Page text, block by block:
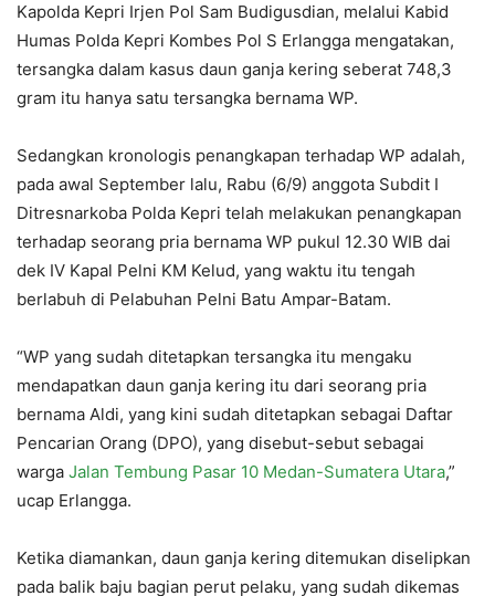
Kapolda Kepri Irjen Pol Sam Budigusdian, melalui Kabid
Humas Polda Kepri Kombes Pol S Erlangga mengatakan,
tersangka dalam kasus daun ganja kering seberat 748,3
gram itu hanya satu tersangka bernama WP.
Sedangkan kronologis penangkapan terhadap WP adalah,
pada awal September lalu, Rabu (6/9) anggota Subdit I
Ditresnarkoba Polda Kepri telah melakukan penangkapan
terhadap seorang pria bernama WP pukul 12.30 WIB dai
dek IV Kapal Pelni KM Kelud, yang waktu itu tengah
berlabuh di Pelabuhan Pelni Batu Ampar-Batam.
“WP yang sudah ditetapkan tersangka itu mengaku
mendapatkan daun ganja kering itu dari seorang pria
bernama Aldi, yang kini sudah ditetapkan sebagai Daftar
Pencarian Orang (DPO), yang disebut-sebut sebagai
warga Jalan Tembung Pasar 10 Medan-Sumatera Utara,”
ucap Erlangga.
Ketika diamankan, daun ganja kering ditemukan diselipkan
pada balik baju bagian perut pelaku, yang sudah dikemas